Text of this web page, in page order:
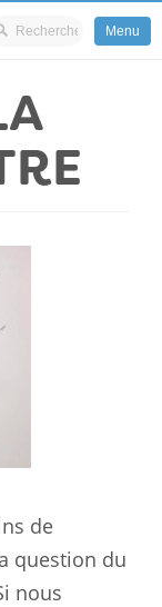
Menu
de
question du
nous